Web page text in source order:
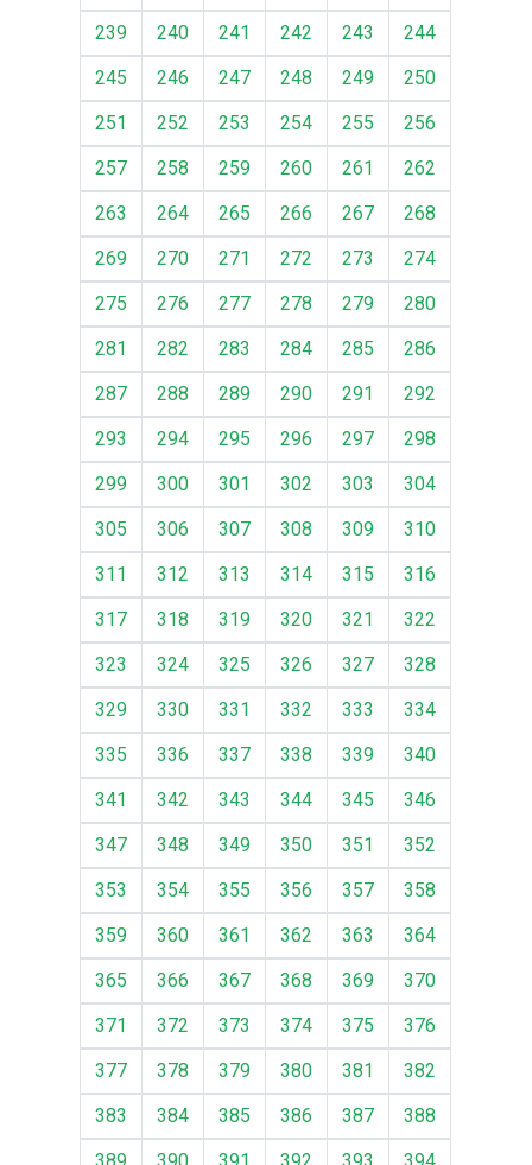
239
240 241 242 243
244
245
246 247 248 249
250
251
252 253 254 255
256
257
258 259 260 261
262
263
264 265 266 267
268
269
270 271 272 273
274
275
276 277 278 279
280
281
282 283 284 285
286
287
288 289 290 291
292
293
294 295 296 297
298
299
300 301 302 303
304
305
306 307 308 309
310
311
312 313 314 315
316
317
318 319 320 321
322
323
324 325 326 327
328
329
330 331 332 333
334
335
336 337 338 339
340
341
342 343 344 345
346
347
348 349 350 351
352
353
354 355 356 357
358
359
360 361 362 363
364
365
366 367 368 369
370
371
372 373 374 375
376
377
378 379 380 381
382
383
384 385 386 387
388